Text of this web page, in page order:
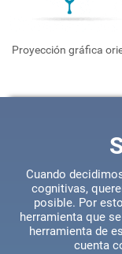
Proyección gráfica
Cuando
cognitivas,
posible. Por
herramienta que
herramienta de
cuenta